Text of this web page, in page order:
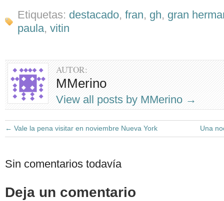
Etiquetas: destacado, fran, gh, gran
paula, vitin
AUTOR:
MMerino
View all posts by MMerino →
← Vale la pena visitar en noviembre Nueva York Una
Sin comentarios todavía
Deja un comentario